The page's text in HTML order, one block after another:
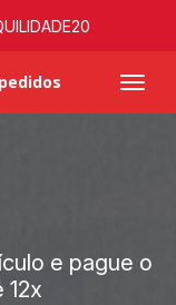
e pague o